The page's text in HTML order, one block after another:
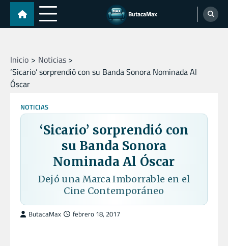
Skip
content
ButacaMax
Inicio
Noticias
‘Sicario’ sorprendió con su Banda Sonora Nominada Al
Óscar
NOTICIAS
‘Sicario’ sorprendió con
su Banda Sonora
Nominada Al Óscar
Dejó una Marca Imborrable en el
Cine Contemporáneo
ButacaMax febrero 18, 2017